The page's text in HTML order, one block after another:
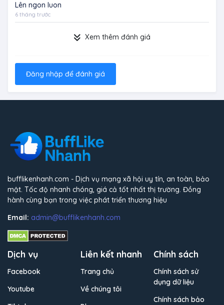
Lên ngon luon
6 tháng trước
Xem thêm đánh giá
Đăng nhập để đánh giá
bufflikenhanh.com - Dịch vụ mạng xã hội uy tín, an toàn, bảo
mật. Tốc độ nhanh chóng, giá cả tốt nhất thị trường. Đồng
hành cùng bạn trong việc phát triển thương hiệu
Email: admin@bufflikenhanh.com
Dịch vụ
Facebook
Youtube
Liên kết nhanh
Trang chủ
Về chúng tôi
Chính sách
Chính sách sử
dụng dữ liệu
Chính sách bảo